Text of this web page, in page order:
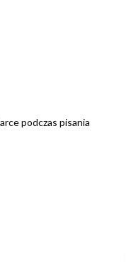
podczas pisania